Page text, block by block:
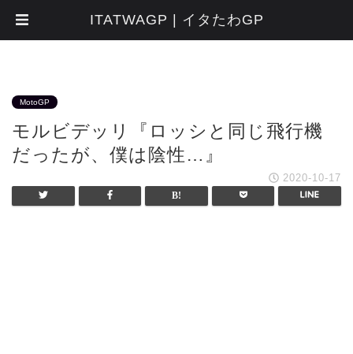
MotoGP
モルビデッリ『ロッシと同じ飛行機
だったが、僕は陰性…』
2020-10-17
ITATWAGP | イタたわGP